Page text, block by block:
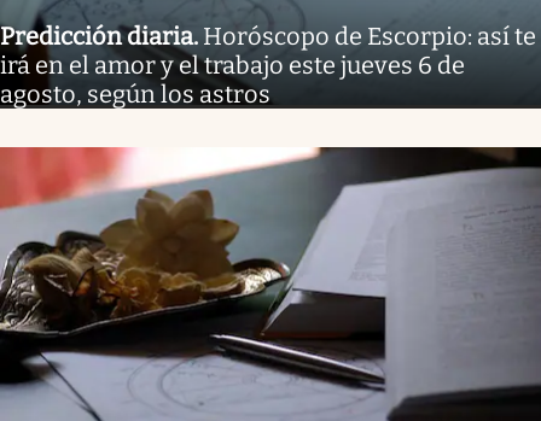
Predicción diaria. Horóscopo de Escorpio: así te
irá en el amor y el trabajo este jueves 6 de
agosto, según los astros